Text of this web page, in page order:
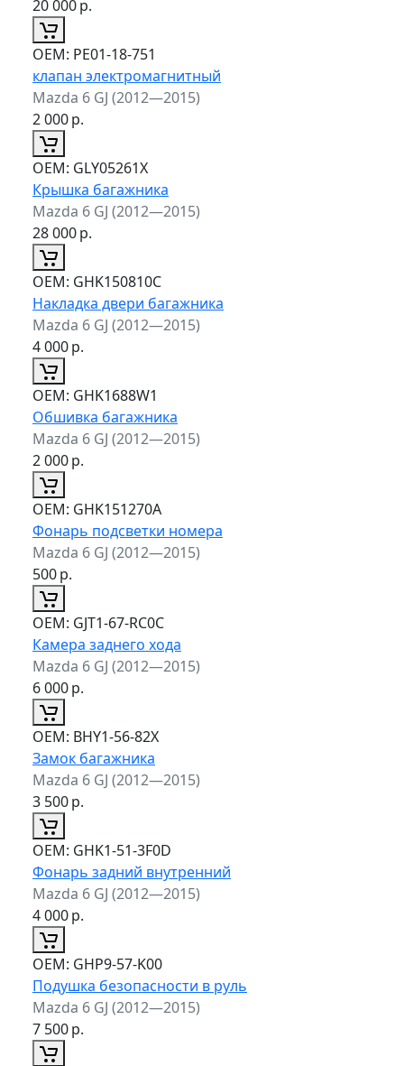
20 000р.
ОЕМ: PE01-18-751
клапан электромагнитный
Mazda 6 GJ (2012—2015)
2 000р.
ОЕМ: GLY05261X
Крышка багажника
Mazda 6 GJ (2012—2015)
28 000р.
ОЕМ: GHK150810C
Накладка двери багажника
Mazda 6 GJ (2012—2015)
4 000р.
ОЕМ: GHK1688W1
Обшивка багажника
Mazda 6 GJ (2012—2015)
2 000р.
ОЕМ: GHK151270A
Фонарь подсветки номера
Mazda 6 GJ (2012—2015)
500р.
ОЕМ: GJT1-67-RC0C
Камера заднего хода
Mazda 6 GJ (2012—2015)
6 000р.
ОЕМ: BHY1-56-82X
Замок багажника
Mazda 6 GJ (2012—2015)
3 500р.
ОЕМ: GHK1-51-3F0D
Фонарь задний внутренний
Mazda 6 GJ (2012—2015)
4 000р.
ОЕМ: GHP9-57-K00
Подушка безопасности в руль
Mazda 6 GJ (2012—2015)
7 500р.